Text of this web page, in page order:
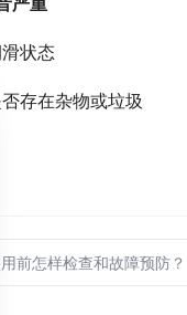
状态
存在杂物或垃圾
前怎样检查和故障预防？